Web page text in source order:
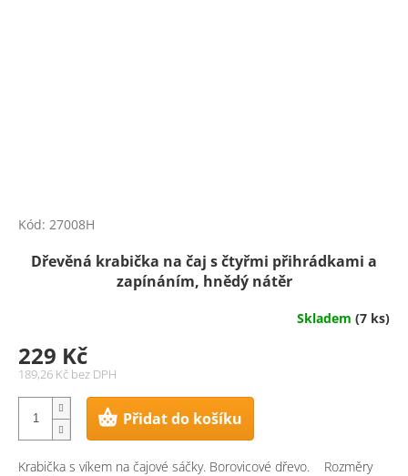
Dřevěná krabička na čaj s čtyřmi přihrádkami a
zapínáním, hnědý nátěr
Skladem (7 ks)
189,26 Kč bez DPH
229 Kč
Přidat do košíku
Krabička s víkem na čajové sáčky. Borovicové dřevo. Rozměry
Kód: 27008H